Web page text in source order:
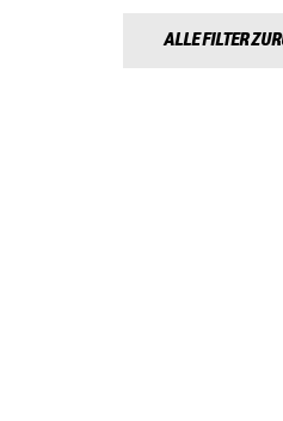
ALLE FILTER